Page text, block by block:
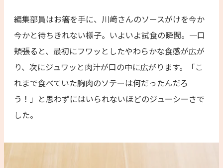
編集部員はお箸を手に、川﨑さんのソースがけを今か
今かと待ちきれない様子。いよいよ試食の瞬間。一口
頬張ると、最初にフワッとしたやわらかな食感が広が
り、次にジュワッと肉汁が口の中に広がります。「こ
れまで食べていた胸肉のソテーは何だったんだろ
う！」と思わずにはいられないほどのジューシーさで
した。